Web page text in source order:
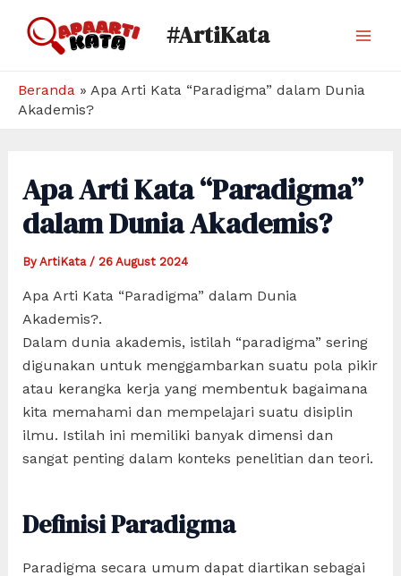
#ArtiKata
Beranda » Apa Arti Kata “Paradigma” dalam Dunia
Akademis?
Apa Arti Kata “Paradigma”
dalam Dunia Akademis?
By ArtiKata / 26 August 2024
Apa Arti Kata “Paradigma” dalam Dunia
Akademis?.
Dalam dunia akademis, istilah “paradigma” sering
digunakan untuk menggambarkan suatu pola pikir
atau kerangka kerja yang membentuk bagaimana
kita memahami dan mempelajari suatu disiplin
ilmu. Istilah ini memiliki banyak dimensi dan
sangat penting dalam konteks penelitian dan teori.
Definisi Paradigma
Paradigma secara umum dapat diartikan sebagai